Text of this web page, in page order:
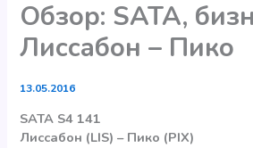
Обзор: SATA,
Лиссабон – Пико
13.05.2016
SATA S4 141
Лиссабон (LIS) – Пико (PIX)